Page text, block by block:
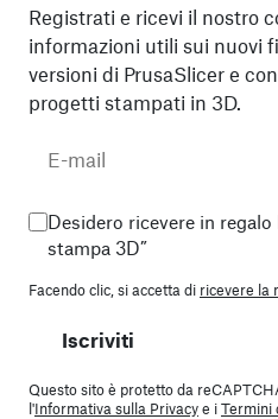
Registrati e ricevi il nostro
informazioni utili sui nuovi
versioni di PrusaSlicer e
progetti stampati in 3D.
Desidero ricevere in
stampa 3D”
Facendo clic, si accetta di ricevere la
Iscriviti
Questo sito è protetto da
l'Informativa sulla Privacye iTermini